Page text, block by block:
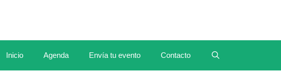
Inicio Agenda Envía tu evento Contacto